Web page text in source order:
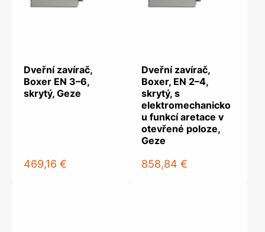
Dveřní zavírač,
Boxer EN 3–6,
skrytý, Geze
469,16 €
Dveřní zavírač,
Boxer, EN 2–4,
skrytý, s
elektromechanicko
u funkcí aretace v
otevřené poloze,
Geze
858,84 €